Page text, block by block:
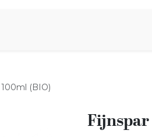
100ml (BIO)
Fijnspar